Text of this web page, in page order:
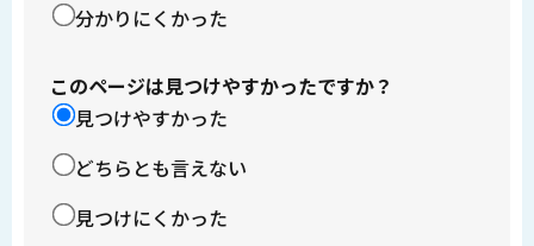
分かりにくかった
このページは見つけやすかったですか？
見つけやすかった
どちらとも言えない
見つけにくかった